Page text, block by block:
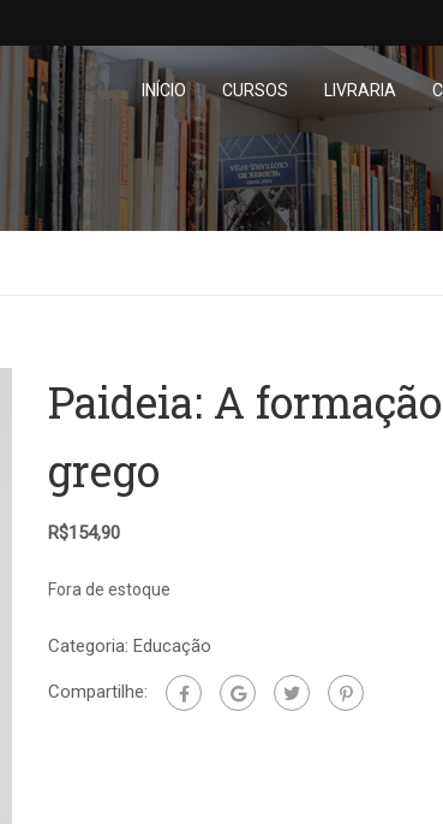
INÍCIO CURSOS LIVRARIA
Paideia: A
grego
R$154,90
Fora de estoque
Categoria: Educação
Compartilhe: